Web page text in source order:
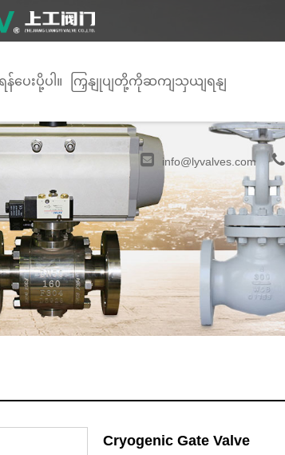
န်ပေးပို့ပါ။ ကြှနျုပျတို့ကိုဆကျသှယျရနျ
info@lyvalves.com
Cryogenic Gate Valve